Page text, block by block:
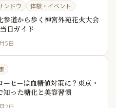
ンドウ 体験・イベント
参道から歩く神宮外苑花火大会
日ガイド
5日
ーヒーは血糖値対策に？東京・
知った糖化と美容習慣